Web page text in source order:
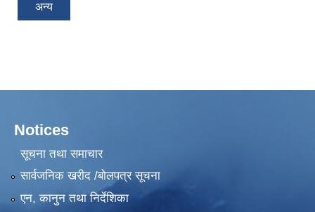
अन्य
Notices
सूचना तथा समाचार
सार्वजनिक खरीद /बोलपत्र सूचना
एन, कानुन तथा निर्देशिका